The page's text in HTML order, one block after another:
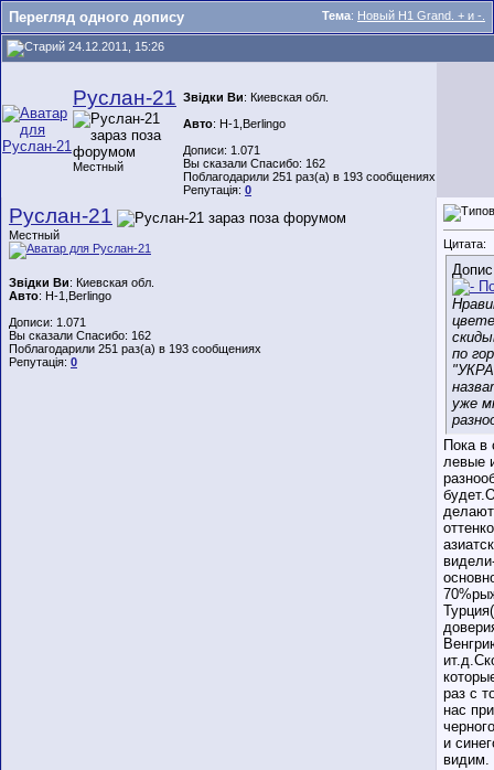
Тема: Новый H1 Grand. + и -.
Перегляд одного допису
24.12.2011, 15:26
Руслан-21
Местный
Звідки Ви: Киевская обл.
Авто: Н-1,Berlingo
Дописи: 1.071
Вы сказали Спасибо: 162
Поблагодарили 251 раз(а) в 193 сообщениях
Репутація: 0
Руслан-21
Местный
Звідки Ви: Киевская обл.
Авто: Н-1,Berlingo
Дописи: 1.071
Вы сказали Спасибо: 162
Поблагодарили 251 раз(а) в 193 сообщениях
Репутація: 0
Цитата:
по
уже
Пока в
левые
раз с
нас
и
видим.